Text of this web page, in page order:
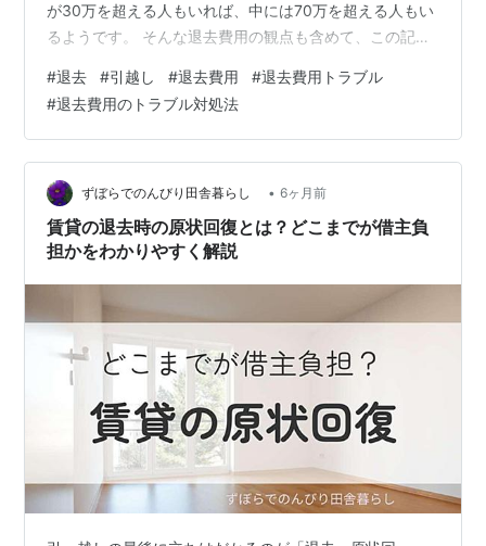
が30万を超える人もいれば、中には70万を超える人もい
るようです。 そんな退去費用の観点も含めて、この記事
へ移るための実践的なガイドラインを紹介します。 退去
の流れを理解する 退去通知のタイミングが重要 原状回復
の基本ルールを知る トラブルに備える 入居時の写真が役
に立つ 掃除は念入りに 退去時の修繕価値を知る 次に住
む人のための費用は不要 立ち合い時の注意点 退去費用を
減らす 請求を妥当な額…
#退去 #引越し #退去費用 #退去費用トラブル
#退去費用のトラブル対処法
ずぼらでのんびり田舎暮らし • 6ヶ月前
賃貸の退去時の原状回復とは？どこまでが借主負
担かをわかりやすく解説